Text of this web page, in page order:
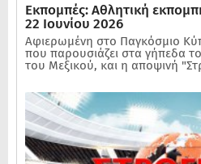
Εκπομπές: Αθλητική
22 Ιουνίου 2026
Αφιερωμένη στο Παγκόσμιο
που παρουσιάζει στα γήπεδα
του Μεξικού, και η αποψινή